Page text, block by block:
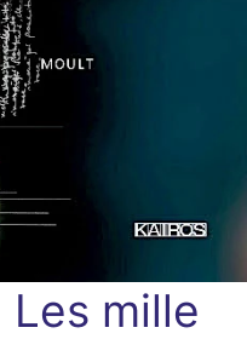
Les mille